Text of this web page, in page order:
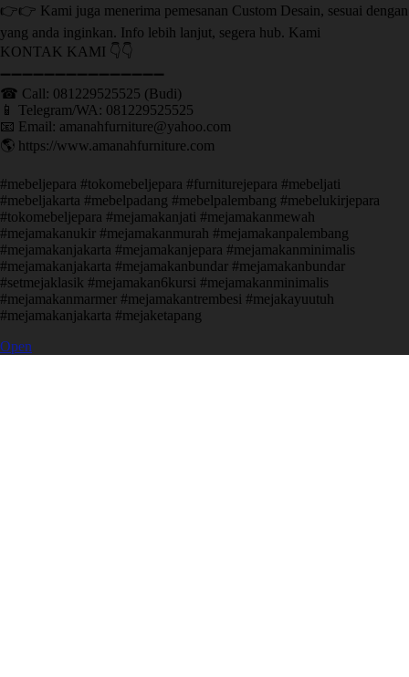
👉👉 Kami juga menerima pemesanan Custom Desain, sesuai dengan
yang anda inginkan. Info lebih lanjut, segera hub. Kami
KONTAK KAMI 👇👇
➖➖➖➖➖➖➖➖➖➖➖➖➖➖➖ ㅤ
☎ Call: 081229525525 (Budi)
📱 Telegram/WA: 081229525525
📧 Email: amanahfurniture@yahoo.com
🌎 https://www.amanahfurniture.com
#mebeljepara #tokomebeljepara #furniturejepara #mebeljati
#mebeljakarta #mebelpadang #mebelpalembang #mebelukirjepara
#tokomebeljepara #mejamakanjati #mejamakanmewah
#mejamakanukir #mejamakanmurah #mejamakanpalembang
#mejamakanjakarta #mejamakanjepara #mejamakanminimalis
#mejamakanjakarta #mejamakanbundar #mejamakanbundar
#setmejaklasik #mejamakan6kursi #mejamakanminimalis
#mejamakanmarmer #mejamakantrembesi #mejakayuutuh
#mejamakanjakarta #mejaketapang
Open